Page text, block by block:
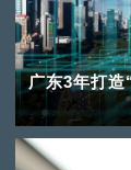
广东3年打造